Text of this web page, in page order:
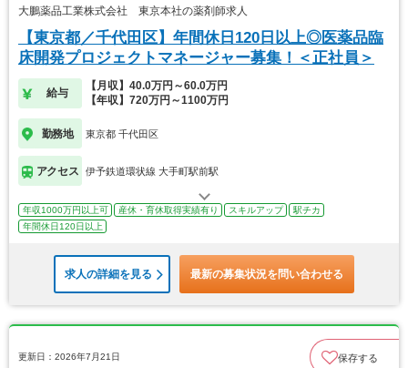
大鵬薬品工業株式会社 東京本社の薬剤師求人
【東京都／千代田区】年間休日120日以上◎医薬品臨
床開発プロジェクトマネージャー募集！＜正社員＞
給与
【月収】40.0万円～60.0万円
【年収】720万円～1100万円
勤務地 東京都 千代田区
アクセス 伊予鉄道環状線 大手町駅前駅
年収1000万円以上可 産休・育休取得実績有り スキルアップ
駅チカ
年間休日120日以上
求人の詳細を見る 最新の募集状況を問い合わせる
更新日：2026年7月21日 保存する